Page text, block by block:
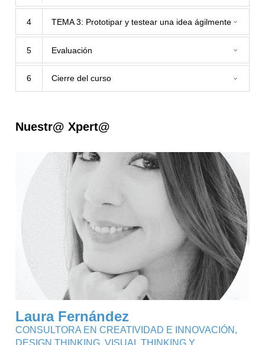
4 TEMA 3: Prototipar y testear una idea ágilmente
5 Evaluación
6 Cierre del curso
Nuestr@ Xpert@
Laura Fernández
CONSULTORA EN CREATIVIDAD E INNOVACIÓN,
DESIGN THINKING, VISUAL THINKING Y